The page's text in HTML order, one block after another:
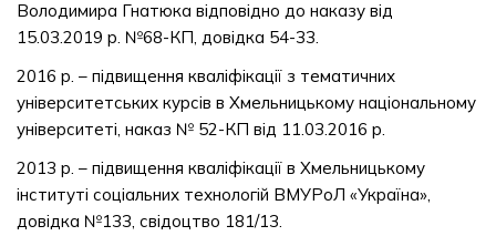
Володимира Гнатюка відповідно до наказу від
15.03.2019 р. №68-КП, довідка 54-33.
2016 р. – підвищення кваліфікації з тематичних
університетських курсів в Хмельницькому національному
університеті, наказ № 52-КП від 11.03.2016 р.
2013 р. – підвищення кваліфікації в Хмельницькому
інституті соціальних технологій ВМУРоЛ «Україна»,
довідка №133, свідоцтво 181/13.